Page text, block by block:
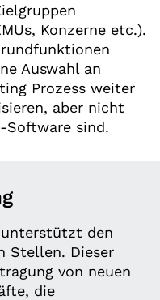
Konzerne etc.).
Auswahl an
Prozess weiter
aber nicht
Software sind.
den
Stellen. Dieser
von neuen
die